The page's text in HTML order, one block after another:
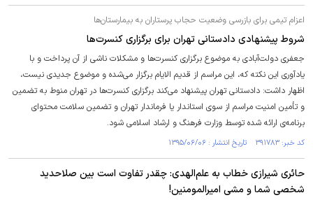
اعزام تیمی برای بازرسی وضعیت حجاب پرستاران به بیمارستان‌ها
شروط پیشنهادی دادستانی تهران برای برگزاری کنسرت‌ها
جعفری دولت‌آبادی به موضوع برگزاری کنسرت‌ها و مشکلات ناشی از آن پرداخت و با
یادآوری این نکته که، این مراسم از قدیم الایام برگزار می‌شده و موضوع جدیدی نیست،
اظهار داشت: دادستانی تهران پیشنهاد می‌‌کند برگزاری کنسرت‌ها در تهران منوط به تضمین
و تأمین امنیت مراسم از سوی استاندار یا فرماندار تهران و تضمین سلامت محتوای
برنامه‌ی ارائه شده توسط وزارت فرهنگ و ارشاد اسلامی شود.
کد خبر: ۳۹۱۷۸۳ تاریخ انتشار : ۱۳۹۵/۰۶/۰۶
حائری شیرازی خطاب به علم‌الهدی: چقدر تفاوت است بین صلاحدید
شخصی شما و مشی امیرالمومنین!